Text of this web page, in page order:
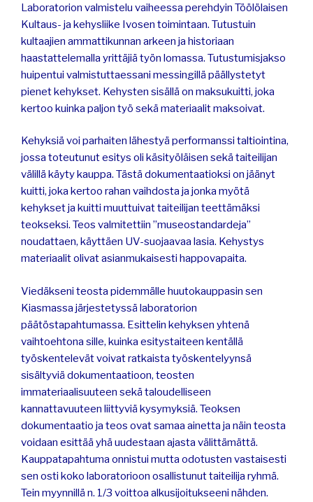
Laboratorion valmistelu vaiheessa perehdyin Töölölaisen
Kultaus- ja kehysliike Ivosen toimintaan. Tutustuin
kultaajien ammattikunnan arkeen ja historiaan
haastattelemalla yrittäjiä työn lomassa. Tutustumisjakso
huipentui valmistuttaessani messingillä päällystetyt
pienet kehykset. Kehysten sisällä on maksukuitti, joka
kertoo kuinka paljon työ sekä materiaalit maksoivat.
Kehyksiä voi parhaiten lähestyä performanssi taltiointina,
jossa toteutunut esitys oli käsityöläisen sekä taiteilijan
välillä käyty kauppa. Tästä dokumentaatioksi on jäänyt
kuitti, joka kertoo rahan vaihdosta ja jonka myötä
kehykset ja kuitti muuttuivat taiteilijan teettämäksi
teokseksi. Teos valmitettiin ”museostandardeja”
noudattaen, käyttäen UV-suojaavaa lasia. Kehystys
materiaalit olivat asianmukaisesti happovapaita.
Viedäkseni teosta pidemmälle huutokauppasin sen
Kiasmassa järjestetyssä laboratorion
päätöstapahtumassa. Esittelin kehyksen yhtenä
vaihtoehtona sille, kuinka esitystaiteen kentällä
työskentelevät voivat ratkaista työskentelyynsä
sisältyviä dokumentaatioon, teosten
immateriaalisuuteen sekä taloudelliseen
kannattavuuteen liittyviä kysymyksiä. Teoksen
dokumentaatio ja teos ovat samaa ainetta ja näin teosta
voidaan esittää yhä uudestaan ajasta välittämättä.
Kauppatapahtuma onnistui mutta odotusten vastaisesti
sen osti koko laboratorioon osallistunut taiteilija ryhmä.
Tein myynnillä n. 1/3 voittoa alkusijoitukseeni nähden.